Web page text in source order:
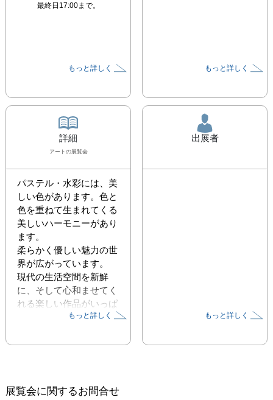
最終日17:00まで。
もっと詳しく もっと詳しく
詳細
アート の展覧会
パステル・水彩には、美
しい色があります。色と
色を重ねて生まれてくる
美しいハーモニーがあり
ます。
柔らかく優しい魅力の世
界が広がっています。
現代の生活空間を新鮮
に、そして心和ませてく
れる楽しい作品がいっぱ
イズまで４０点あまりを
もっと詳しく
出展者
もっと詳しく
展覧会に関するお問合せ